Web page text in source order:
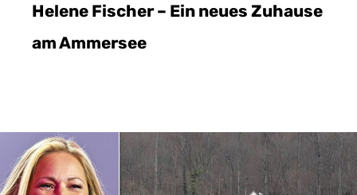
Helene Fischer – Ein neues Zuhause
am Ammersee